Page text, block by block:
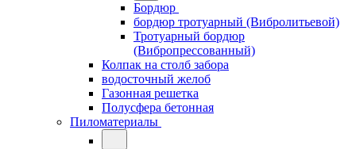
Бордюр
бордюр тротуарный (Вибролитьевой)
Тротуарный бордюр
(Вибропрессованный)
Колпак на столб забора
водосточный желоб
Газонная решетка
Полусфера бетонная
Пиломатериалы